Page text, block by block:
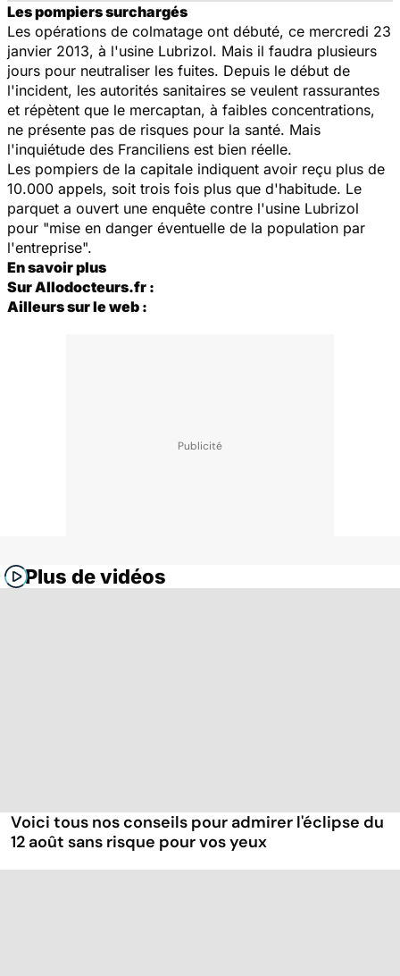
Les pompiers surchargés
Les opérations de colmatage ont débuté, ce mercredi 23
janvier 2013, à l'usine Lubrizol. Mais il faudra plusieurs
jours pour neutraliser les fuites. Depuis le début de
l'incident, les autorités sanitaires se veulent rassurantes
et répètent que le mercaptan, à faibles concentrations,
ne présente pas de risques pour la santé. Mais
l'inquiétude des Franciliens est bien réelle.
Les pompiers de la capitale indiquent avoir reçu plus de
10.000 appels, soit trois fois plus que d'habitude. Le
parquet a ouvert une enquête contre l'usine Lubrizol
pour "mise en danger éventuelle de la population par
l'entreprise".
En savoir plus
Sur Allodocteurs.fr :
Ailleurs sur le web :
Plus de vidéos
Voici tous nos conseils pour admirer l'éclipse du
12 août sans risque pour vos yeux